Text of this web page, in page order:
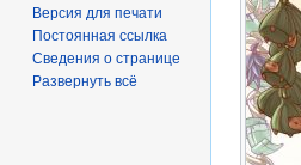
Версия для печати
Постоянная ссылка
Сведения о странице
Развернуть всё